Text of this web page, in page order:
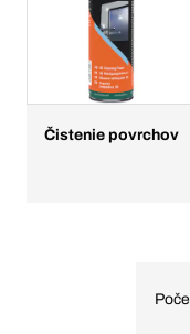
Čistenie povrchov